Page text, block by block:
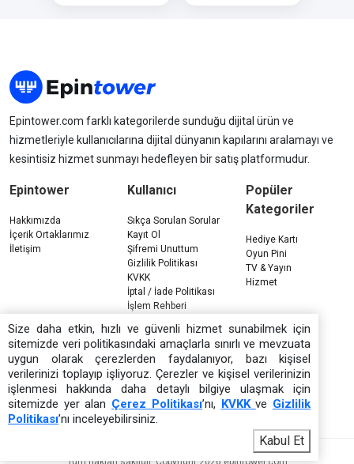
Size daha etkin, hızlı ve güvenli hizmet sunabilmek için
sitemizde veri politikasındaki amaçlarla sınırlı ve mevzuata
uygun olarak çerezlerden faydalanıyor, bazı kişisel
verilerinizi toplayıp işliyoruz. Çerezler ve kişisel verilerinizin
işlenmesi hakkında daha detaylı bilgiye ulaşmak için
sitemizde yer alan Çerez Politikası’nı, KVKKve Gizlilik
Politikası’nı inceleyebilirsiniz.
Kabul Et
Epintower.com farklı kategorilerde sunduğu dijital ürün ve
hizmetleriyle kullanıcılarına dijital dünyanın kapılarını aralamayı ve
kesintisiz hizmet sunmayı hedefleyen bir satış platformudur.
Epintower
Hakkımızda
İçerik Ortaklarımız
İletişim
Kullanıcı
Sıkça Sorulan Sorular
Kayıt Ol
Şifremi Unuttum
Gizlilik Politikası
KVKK
İptal / İade Politikası
İşlem Rehberi
Popüler
Kategoriler
Hediye Kartı
Oyun Pini
TV & Yayın
Hizmet
Tüm hakları saklıdır. Copyright 2026 epintower.com